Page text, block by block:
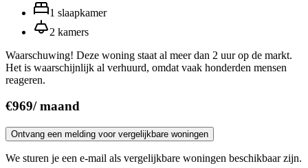
1 slaapkamer
2 kamers
Waarschuwing! Deze woning staat al meer dan 2 uur op de markt.
Het is waarschijnlijk al verhuurd, omdat vaak honderden mensen
reageren.
€969/maand
Ontvang een melding voor vergelijkbare woningen
We sturen je een e-mail als vergelijkbare woningen beschikbaar zijn.